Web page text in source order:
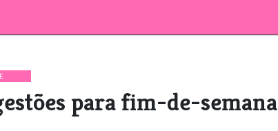
para fim-de-semana